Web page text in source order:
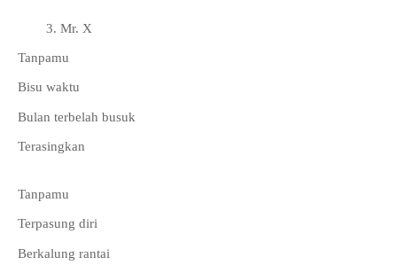
Mr. X
Tanpamu
Bisu waktu
Bulan terbelah busuk
Terasingkan
Tanpamu
Terpasung diri
Berkalung rantai